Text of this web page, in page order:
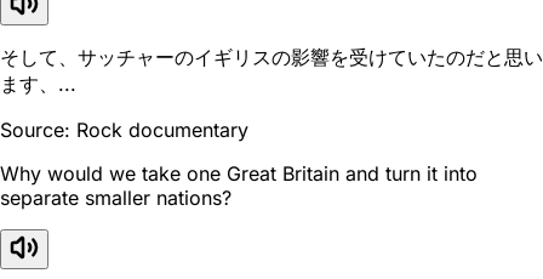
そして、サッチャーのイギリスの影響を受けていたのだと思い
ます、...
Source: Rock documentary
Why would we take one Great Britain and turn it into
separate smaller nations?